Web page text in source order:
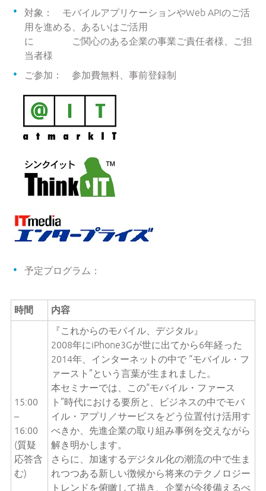
対象： モバイルアプリケーションやWeb APIのご活
用を進める、あるいはご活用
に ご関心のある企業の事業ご責任者様、ご担
当者様
ご参加： 参加費無料、事前登録制
予定プログラム：
時間 内容
15:00
–
16:00
(質疑
応答含
む)
『これからのモバイル、デジタル』
2008年にiPhone3Gが世に出てから6年経った
2014年、インターネットの中で “モバイル・フ
ァースト”という言葉が生まれました。
本セミナーでは、この“モバイル・ファース
ト”時代における要所と、ビジネスの中でモバ
イル・アプリ／サービスをどう位置付け活用す
べきか、先進企業の取り組み事例を交えながら
解き明かします。
さらに、加速するデジタル化の潮流の中で生ま
れつつある新しい徴候から将来のテクノロジー
トレンドを俯瞰して描き、企業が今後備えるべ